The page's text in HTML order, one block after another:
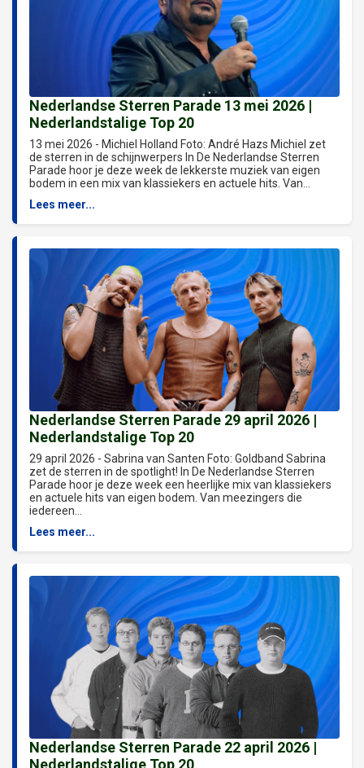
Nederlandse Sterren Parade 13 mei 2026 |
Nederlandstalige Top 20
13 mei 2026 - Michiel Holland Foto: André Hazs Michiel zet
de sterren in de schijnwerpers In De Nederlandse Sterren
Parade hoor je deze week de lekkerste muziek van eigen
bodem in een mix van klassiekers en actuele hits. Van...
Lees meer...
Nederlandse Sterren Parade 29 april 2026 |
Nederlandstalige Top 20
29 april 2026 - Sabrina van Santen Foto: Goldband Sabrina
zet de sterren in de spotlight! In De Nederlandse Sterren
Parade hoor je deze week een heerlijke mix van klassiekers
en actuele hits van eigen bodem. Van meezingers die
iedereen...
Lees meer...
Nederlandse Sterren Parade 22 april 2026 |